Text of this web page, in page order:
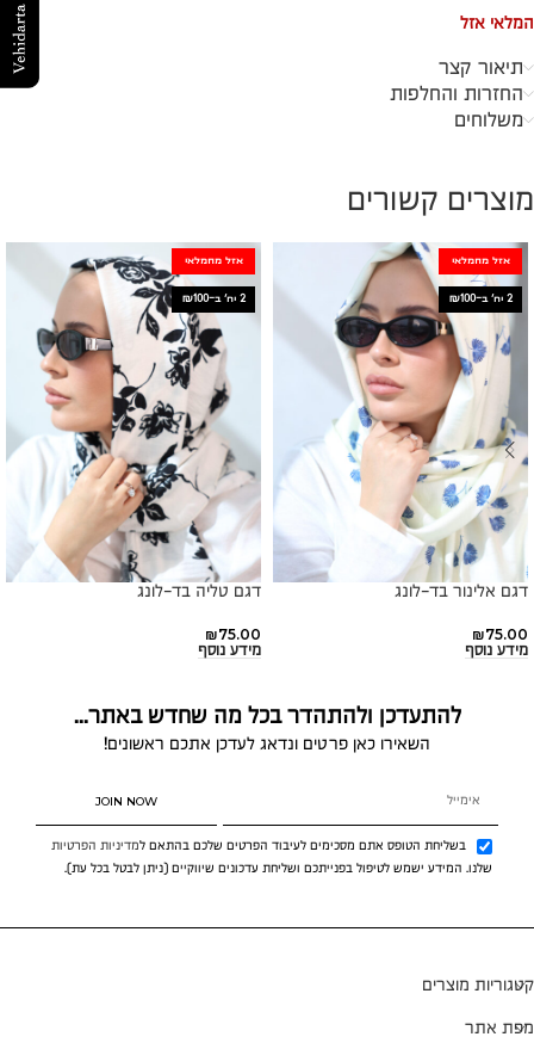
המלאי אזל
תיאור קצר
החזרות והחלפות
משלוחים
מוצרים קשורים
אזל מהמלאי
2 יח׳ ב-₪100
דגם אלינור בד-לונג
₪75.00
מידע נוסף
אזל מהמלאי
2 יח׳ ב-₪100
דגם טליה בד-לונג
₪75.00
מידע נוסף
להתעדכן ולהתהדר בכל מה שחדש באתר...
השאירו כאן פרטים ונדאג לעדכן אתכם ראשונים!
בשליחת הטופס אתם מסכימים לעיבוד הפרטים שלכם בהתאם למדיניות הפרטיות
שלנו. המידע ישמש לטיפול בפנייתכם ושליחת עדכונים שיווקיים (ניתן לבטל בכל עת).
JOIN NOW
קטגוריות מוצרים
מפת אתר